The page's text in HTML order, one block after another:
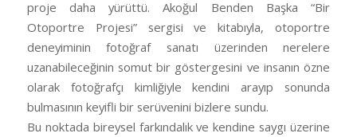
proje daha yürüttü. Akoğul Benden Başka “Bir
Otoportre Projesi” sergisi ve kitabıyla, otoportre
deneyiminin fotoğraf sanatı üzerinden nerelere
uzanabileceğinin somut bir göstergesini ve insanın özne
olarak fotoğrafçı kimliğiyle kendini arayıp sonunda
bulmasının keyifli bir serüvenini bizlere sundu.
Bu noktada bireysel farkındalık ve kendine saygı üzerine